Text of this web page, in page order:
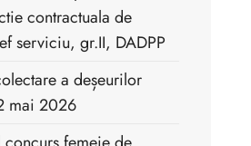
contractuala de
serviciu, gr.II, DADPP
a deșeurilor
mai 2026